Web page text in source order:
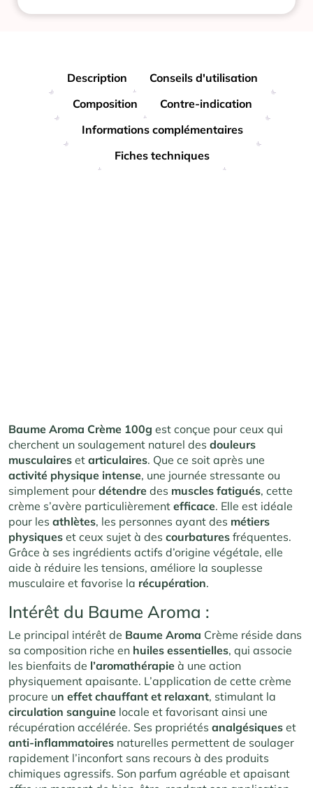
Description
Conseils d'utilisation
Composition
Contre-indication
Informations complémentaires
Fiches techniques
Baume Aroma Crème 100g est conçue pour ceux qui
cherchent un soulagement naturel des douleurs
musculaires et articulaires. Que ce soit après une
activité physique intense, une journée stressante ou
simplement pour détendre des muscles fatigués, cette
crème s’avère particulièrement efficace. Elle est idéale
pour les athlètes, les personnes ayant des métiers
physiques et ceux sujet à des courbatures fréquentes.
Grâce à ses ingrédients actifs d’origine végétale, elle
aide à réduire les tensions, améliore la souplesse
musculaire et favorise la récupération.
Intérêt du Baume Aroma :
Le principal intérêt de Baume Aroma Crème réside dans
sa composition riche en huiles essentielles, qui associe
les bienfaits de l’aromathérapie à une action
physiquement apaisante. L’application de cette crème
procure un effet chauffant et relaxant, stimulant la
circulation sanguine locale et favorisant ainsi une
récupération accélérée. Ses propriétés analgésiques et
anti-inflammatoires naturelles permettent de soulager
rapidement l’inconfort sans recours à des produits
chimiques agressifs. Son parfum agréable et apaisant